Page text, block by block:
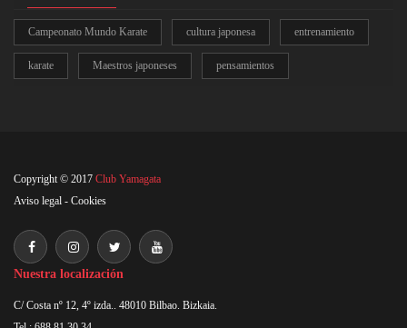
Campeonato Mundo Karate cultura japonesa entrenamiento
karate Maestros japoneses pensamientos
Copyright © 2017 Club Yamagata
Aviso legal - Cookies
Nuestra localización
C/ Costa nº 12, 4º izda.. 48010 Bilbao. Bizkaia.